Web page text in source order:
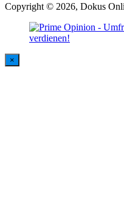
Copyright © 2026, Dokus
×